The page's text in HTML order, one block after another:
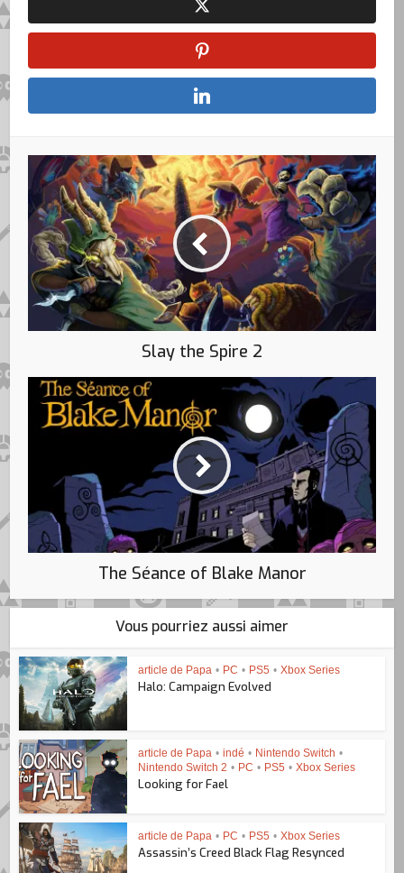
Slay the Spire 2
The Séance of Blake Manor
Vous pourriez aussi aimer
article de Papa • PC • PS5 • Xbox Series
Halo: Campaign Evolved
article de Papa • indé • Nintendo Switch •
Nintendo Switch 2 • PC • PS5 • Xbox Series
Looking for Fael
article de Papa • PC • PS5 • Xbox Series
Assassin’s Creed Black Flag Resynced